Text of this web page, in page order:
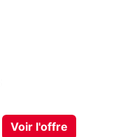
Voir l'offre